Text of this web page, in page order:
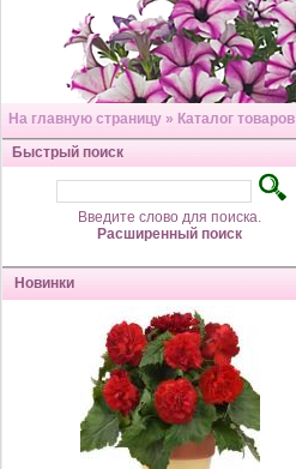
На главную страницу » Каталог товаров
Быстрый поиск
Введите слово для поиска.
Расширенный поиск
Новинки